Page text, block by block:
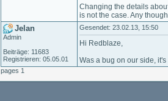
Changing the details
is not the case. Any
Jelan
Admin
Beiträge: 11683
Registrieren: 05.05.01
Gesendet: 23.02.13, 15:50
Hi Redblaze,
Was a bug on our side,
pages 1